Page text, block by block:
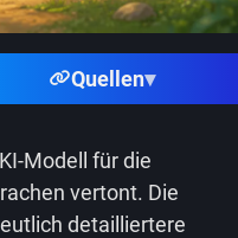
Quellen▾
Modell für die
vertont. Die
detailliertere